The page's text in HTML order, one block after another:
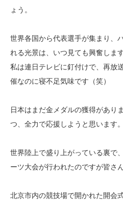
ょう。
世界各国から代表選手が集まり、
れる光景は、いつ見ても興奮します
私は連日テレビに釘付けで、再放
催なのに寝不足気味です（笑）
日本はまだ金メダルの獲得があり
つ、全力で応援しようと思います。
世界陸上で盛り上がっている裏で
ーツ大会が行われたのですが皆さ
北京市内の競技場で開かれた開会